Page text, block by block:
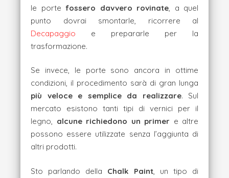
le porte fossero davvero rovinate, a quel
punto dovrai smontarle, ricorrere al
Decapaggio e prepararle per la
trasformazione.
Se invece, le porte sono ancora in ottime
condizioni, il procedimento sarà di gran lunga
più veloce e semplice da realizzare. Sul
mercato esistono tanti tipi di vernici per il
legno, alcune richiedono un primer e altre
possono essere utilizzate senza l’aggiunta di
altri prodotti.
Sto parlando della Chalk Paint, un tipo di